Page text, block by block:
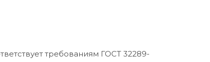
требованиям ГОСТ 32289-